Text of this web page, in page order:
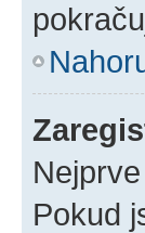
Pokud